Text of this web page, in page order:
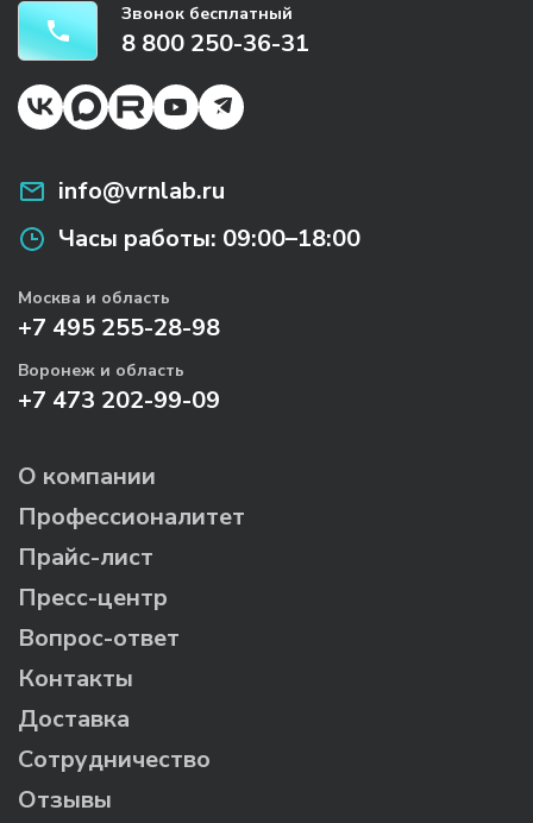
Звонок бесплатный
8 800 250-36-31
info@vrnlab.ru
Часы работы: 09:00–18:00
Москва и область
+7 495 255-28-98
Воронеж и область
+7 473 202-99-09
О компании
Профессионалитет
Прайс-лист
Пресс-центр
Вопрос-ответ
Контакты
Доставка
Сотрудничество
Отзывы